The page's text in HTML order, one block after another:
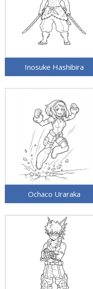
Inosuke Hashibira
Ochaco Uraraka